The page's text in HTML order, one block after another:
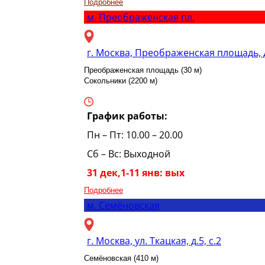
Подробнее
м. Преображенская пл.
г. Москва, Преображенская площадь,
Преображенская площадь (30 м)
Сокольники (2200 м)
График работы:
Пн – Пт: 10.00 – 20.00
Сб – Вс: Выходной
31 дек,1-11 янв: вых
Подробнее
м. Семёновская
г. Москва, ул. Ткацкая, д.5, с.2
Семёновская (410 м)